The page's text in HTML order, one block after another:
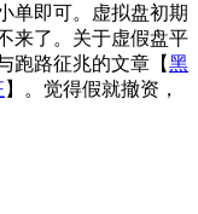
单即可。虚拟盘初期
来了。关于虚假盘平
跑路征兆的文章【黑
】。觉得假就撤资，